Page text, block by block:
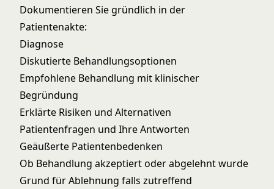
Dokumentieren Sie gründlich in der
Patientenakte:
Diagnose
Diskutierte Behandlungsoptionen
Empfohlene Behandlung mit klinischer
Begründung
Erklärte Risiken und Alternativen
Patientenfragen und Ihre Antworten
Geäußerte Patientenbedenken
Ob Behandlung akzeptiert oder abgelehnt wurde
Grund für Ablehnung falls zutreffend